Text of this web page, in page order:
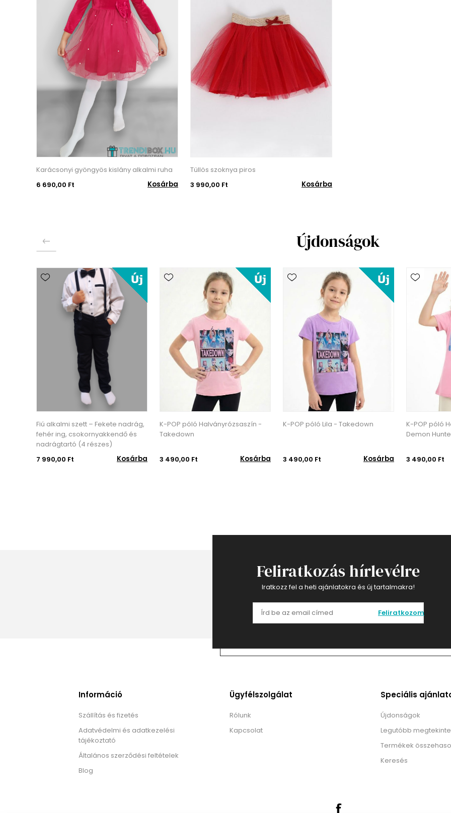
Karácsonyi gyöngyös kislány alkalmi ruha
6 690,00 Ft
Kosárba
Tüllös szoknya piros
3 990,00 Ft
Kosárba
Újdonságok
Fiú alkalmi szett – Fekete nadrág,
fehér ing, csokornyakkendő és
nadrágtartó (4 részes)
7 990,00 Ft
Kosárba
K-POP póló Halványrózsaszín -
Takedown
3 490,00 Ft Kosárba
K-POP póló Lila - Takedown
3 490,00 Ft Kosárba
K-POP póló
Demon
3 490,00 Ft
Feliratkozás hírlevélre
Iratkozz fel a heti ajánlatokra és új tartalmakra!
Feliratkozom
Információ
Szállítás és fizetés
Adatvédelmi és adatkezelési
tájékoztató
Általános szerződési feltételek
Blog
Ügyfélszolgálat
Rólunk
Kapcsolat
Speciális
Újdonságok
Legutóbb
Termékek
Keresés